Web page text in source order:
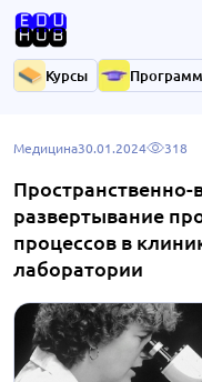
Курсы
Медицина30.01.2024 318
развертывание
процессов в
лаборатории